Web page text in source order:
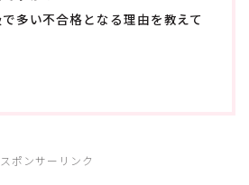
多い不合格となる理由を教えて
スポンサーリンク